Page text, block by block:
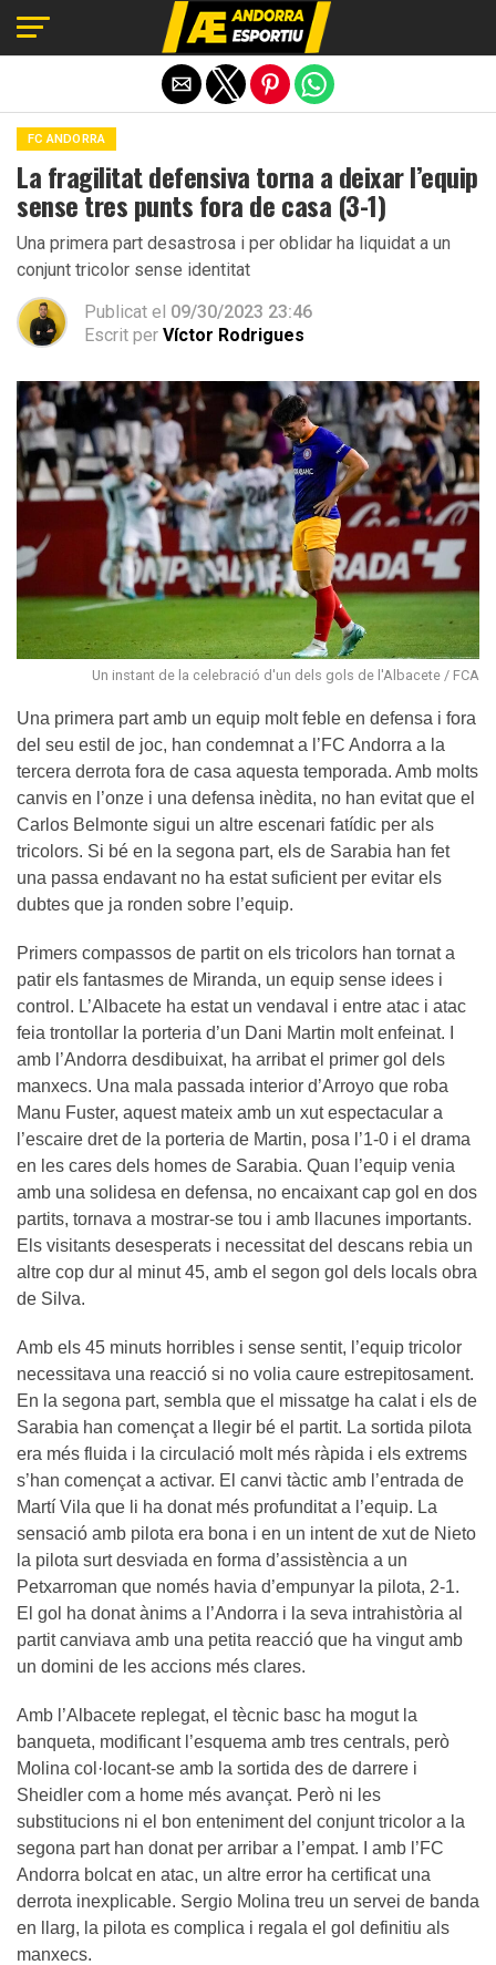
FC ANDORRA
La fragilitat defensiva torna a deixar l’equip
sense tres punts fora de casa (3-1)
Una primera part desastrosa i per oblidar ha liquidat a un
conjunt tricolor sense identitat
Publicat el 09/30/2023 23:46
Escrit per Víctor Rodrigues
Un instant de la celebració d'un dels gols de l'Albacete / FCA
Una primera part amb un equip molt feble en defensa i fora
del seu estil de joc, han condemnat a l’FC Andorra a la
tercera derrota fora de casa aquesta temporada. Amb molts
canvis en l’onze i una defensa inèdita, no han evitat que el
Carlos Belmonte sigui un altre escenari fatídic per als
tricolors. Si bé en la segona part, els de Sarabia han fet
una passa endavant no ha estat suficient per evitar els
dubtes que ja ronden sobre l’equip.
Primers compassos de partit on els tricolors han tornat a
patir els fantasmes de Miranda, un equip sense idees i
control. L’Albacete ha estat un vendaval i entre atac i atac
feia trontollar la porteria d’un Dani Martin molt enfeinat. I
amb l’Andorra desdibuixat, ha arribat el primer gol dels
manxecs. Una mala passada interior d’Arroyo que roba
Manu Fuster, aquest mateix amb un xut espectacular a
l’escaire dret de la porteria de Martin, posa l’1-0 i el drama
en les cares dels homes de Sarabia. Quan l’equip venia
amb una solidesa en defensa, no encaixant cap gol en dos
partits, tornava a mostrar-se tou i amb llacunes importants.
Els visitants desesperats i necessitat del descans rebia un
altre cop dur al minut 45, amb el segon gol dels locals obra
de Silva.
Amb els 45 minuts horribles i sense sentit, l’equip tricolor
necessitava una reacció si no volia caure estrepitosament.
En la segona part, sembla que el missatge ha calat i els de
Sarabia han començat a llegir bé el partit. La sortida pilota
era més fluida i la circulació molt més ràpida i els extrems
s’han començat a activar. El canvi tàctic amb l’entrada de
Martí Vila que li ha donat més profunditat a l’equip. La
sensació amb pilota era bona i en un intent de xut de Nieto
la pilota surt desviada en forma d’assistència a un
Petxarroman que només havia d’empunyar la pilota, 2-1.
El gol ha donat ànims a l’Andorra i la seva intrahistòria al
partit canviava amb una petita reacció que ha vingut amb
un domini de les accions més clares.
Amb l’Albacete replegat, el tècnic basc ha mogut la
banqueta, modificant l’esquema amb tres centrals, però
Molina col·locant-se amb la sortida des de darrere i
Sheidler com a home més avançat. Però ni les
substitucions ni el bon enteniment del conjunt tricolor a la
segona part han donat per arribar a l’empat. I amb l’FC
Andorra bolcat en atac, un altre error ha certificat una
derrota inexplicable. Sergio Molina treu un servei de banda
en llarg, la pilota es complica i regala el gol definitiu als
manxecs.
Exit mobile version